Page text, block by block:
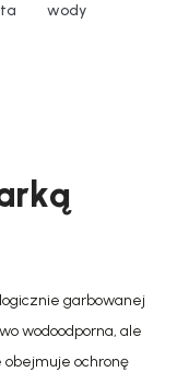
wody
garbowanej
wodoodporna, ale
obejmuje ochronę